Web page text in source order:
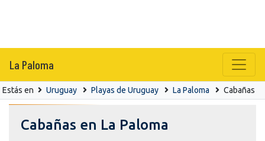
La Paloma
Estás en Uruguay Playas de Uruguay La Paloma Cabañas
Cabañas en La Paloma